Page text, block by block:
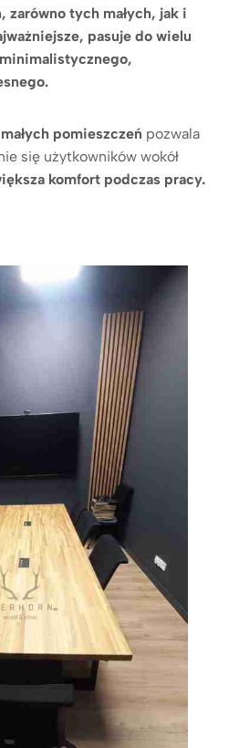
zarówno tych małych, jak i
pasuje do wielu
pomieszczeń pozwala
się użytkowników wokół
komfort podczas pracy.